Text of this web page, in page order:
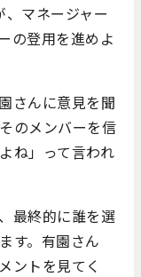
マネージャー
の登用を進めよ
さんに意見を聞
のメンバーを信
ね」って言われ
最終的に誰を選
す。有園さん
ントを見てく